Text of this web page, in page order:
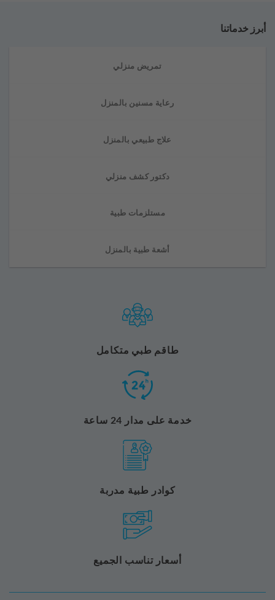
أبرز خدماتنا
تمريض منزلي
رعاية مسنين بالمنزل
علاج طبيعي بالمنزل
دكتور كشف منزلي
مستلزمات طبية
أشعة طبية بالمنزل
طاقم طبي متكامل
خدمة على مدار 24 ساعة
كوادر طبية مدربة
أسعار تناسب الجميع